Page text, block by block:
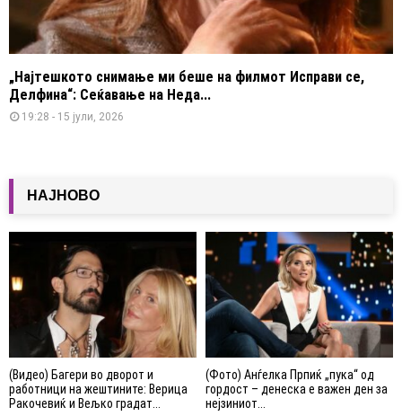
„Најтешкото снимање ми беше на филмот Исправи се,
Делфина“: Сеќавање на Неда...
19:28 - 15 јули, 2026
НАЈНОВО
(Видео) Багери во дворот и
работници на жештините: Верица
Ракочевиќ и Вељко градат...
(Фото) Анѓелка Прпиќ „пука“ од
гордост – денеска е важен ден за
нејзиниот...